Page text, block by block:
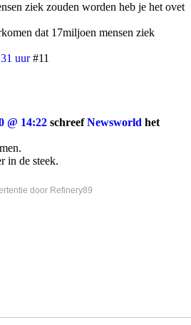
ziek zouden worden heb je het ovet
dat 17miljoen mensen ziek
uur #11
@ 14:22 schreefNewsworld het
in de steek.
door Refinery89